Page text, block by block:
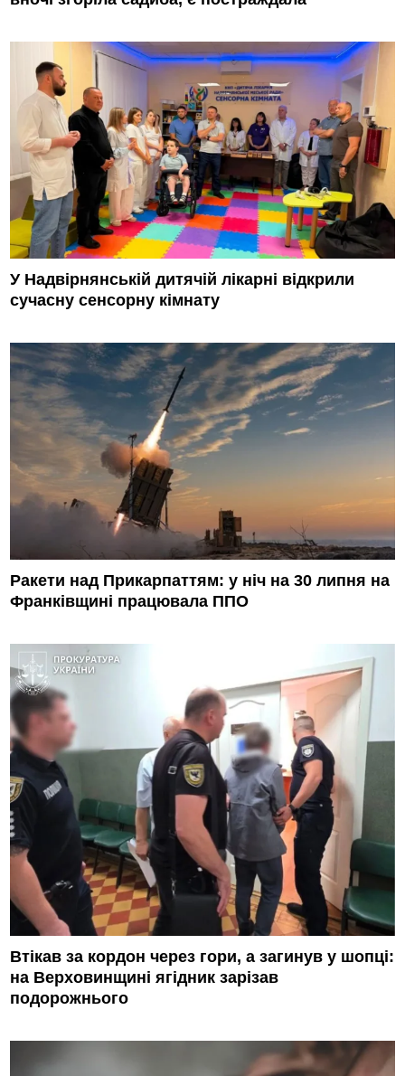
У Надвірнянській дитячій лікарні відкрили
сучасну сенсорну кімнату
Ракети над Прикарпаттям: у ніч на 30 липня на
Франківщині працювала ППО
Втікав за кордон через гори, а загинув у шопці:
на Верховинщині ягідник зарізав
подорожнього